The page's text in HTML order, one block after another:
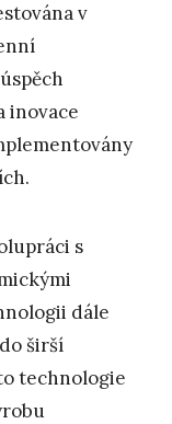
v
inovace
s
dále
širší
technologie